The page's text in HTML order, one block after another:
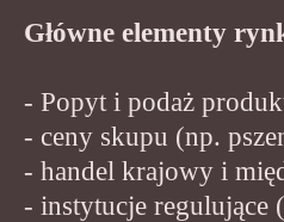
Główne elementy
- Popyt i podaż
- ceny skupu (np.
- handel krajowy i
- instytucje regulujące